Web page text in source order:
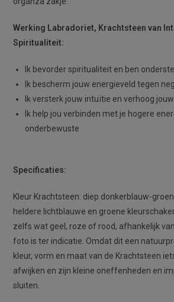
Werking Labradoriet, Krachtsteen van
Spiritualiteit:
Ik bevorder spiritualiteit en ben
Ik bescherm jouw energieveld tegen
Ik versterk jouw intuïtie en verhoog
Ik help jou verbinden met je hogere
onderbewuste
Specificaties:
Kleur Krachtsteen: diep donkerblauw-
heldere lichtblauwe en groene
zelfs wat geel, roze of rood, afhankelijk
foto is ter indicatie. Omdat dit een
kleur, vorm en maat van de Krachtsteen
afwijken en zijn kleine oneffenheden en
sluiten.